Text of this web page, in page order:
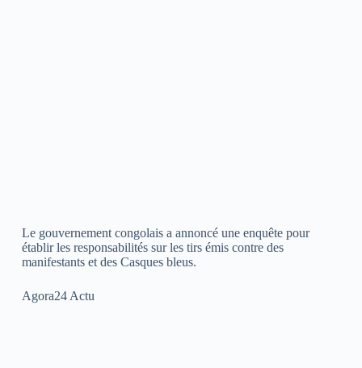
Le gouvernement congolais a annoncé une enquête pour
établir les responsabilités sur les tirs émis contre des
manifestants et des Casques bleus.
Agora24 Actu